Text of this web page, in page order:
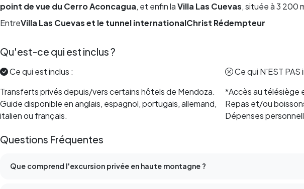
point de vue du Cerro Aconcagua, et enfin laVilla Las Cuevas, située à 3 200
EntreVilla Las Cuevas et le tunnel internationalChrist Rédempteur
Qu'est-ce qui est inclus ?
Ce qui est inclus :
Transferts privés depuis/vers certains hôtels de Mendoza.
Guide disponible en anglais, espagnol, portugais, allemand,
italien ou français.
Ce qui N'EST PAS
*Accès au télésiège
Repas et/ou
Dépenses
Questions Fréquentes
Que comprend l'excursion privée en haute montagne ?